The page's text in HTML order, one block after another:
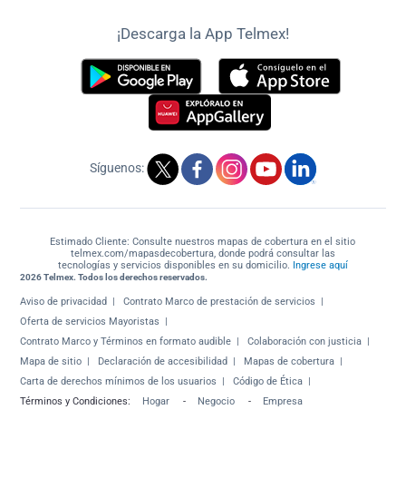
¡Descarga la App Telmex!
Síguenos:
Estimado Cliente: Consulte nuestros mapas de cobertura en el sitio
telmex.com/mapasdecobertura, donde podrá consultar las
tecnologías y servicios disponibles en su domicilio. Ingrese aquí
2026 Telmex. Todos los derechos reservados.
Aviso de privacidad
Contrato Marco de prestación de servicios
Oferta de servicios Mayoristas
Contrato Marco y Términos en formato audible
Colaboración con justicia
Mapa de sitio
Declaración de accesibilidad
Mapas de cobertura
Carta de derechos mínimos de los usuarios
Código de Ética
Términos y Condiciones:
Hogar - Negocio - Empresa